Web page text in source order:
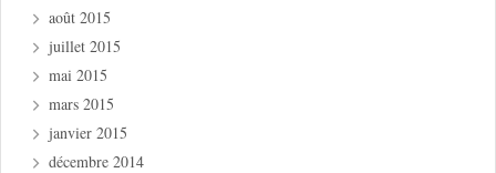
août 2015
juillet 2015
mai 2015
mars 2015
janvier 2015
décembre 2014